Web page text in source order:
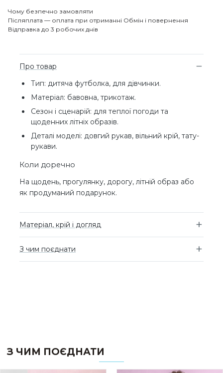
Чому безпечно замовляти
Післяплата — оплата при отриманні Обмін і повернення
Відправка до 3 робочих днів
Про товар
Тип: дитяча футболка, для дівчинки.
Матеріал: бавовна, трикотаж.
Сезон і сценарій: для теплої погоди та
щоденних літніх образів.
Деталі моделі: довгий рукав, вільний крій, тату-
рукави.
Коли доречно
На щодень, прогулянку, дорогу, літній образ або
як продуманий подарунок.
Матеріал, крій і догляд
З чим поєднати
З ЧИМ ПОЄДНАТИ